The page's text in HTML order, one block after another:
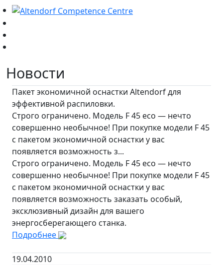
Новости
Пакет экономичной оснастки Altendorf для
эффективной распиловки.
Строго ограничено. Модель F 45 eco — нечто
совершенно необычное! При покупке модели F 45
с пакетом экономичной оснастки у вас
появляется возможность з...
Строго ограничено. Модель F 45 eco — нечто
совершенно необычное! При покупке модели F 45
с пакетом экономичной оснастки у вас
появляется возможность заказать особый,
эксклюзивный дизайн для вашего
энергосберегающего станка.
Подробнее
19.04.2010